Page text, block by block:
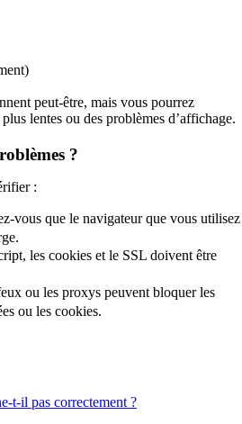
peut-être, mais vous pourrez
lentes ou des problèmes d’affichage.
?
:
vous que le navigateur que vous utilisez
les cookies et le SSL doivent être
ou les proxys peuvent bloquer les
ou les cookies.
t-il pas correctement ?This